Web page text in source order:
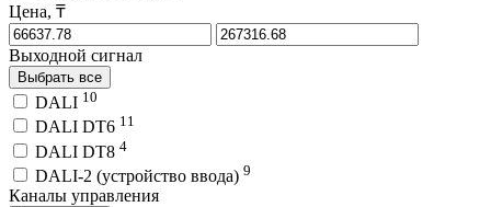
Цена, ₸
Выходной сигнал
Выбрать все
DALI 10
DALI DT6 11
DALI DT8 4
DALI-2 (устройство ввода) 9
Каналы управления